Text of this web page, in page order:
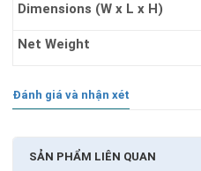
Dimensions (W x L x H)
Net Weight
Đánh giá và nhận xét
SẢN PHẨM LIÊN QUAN